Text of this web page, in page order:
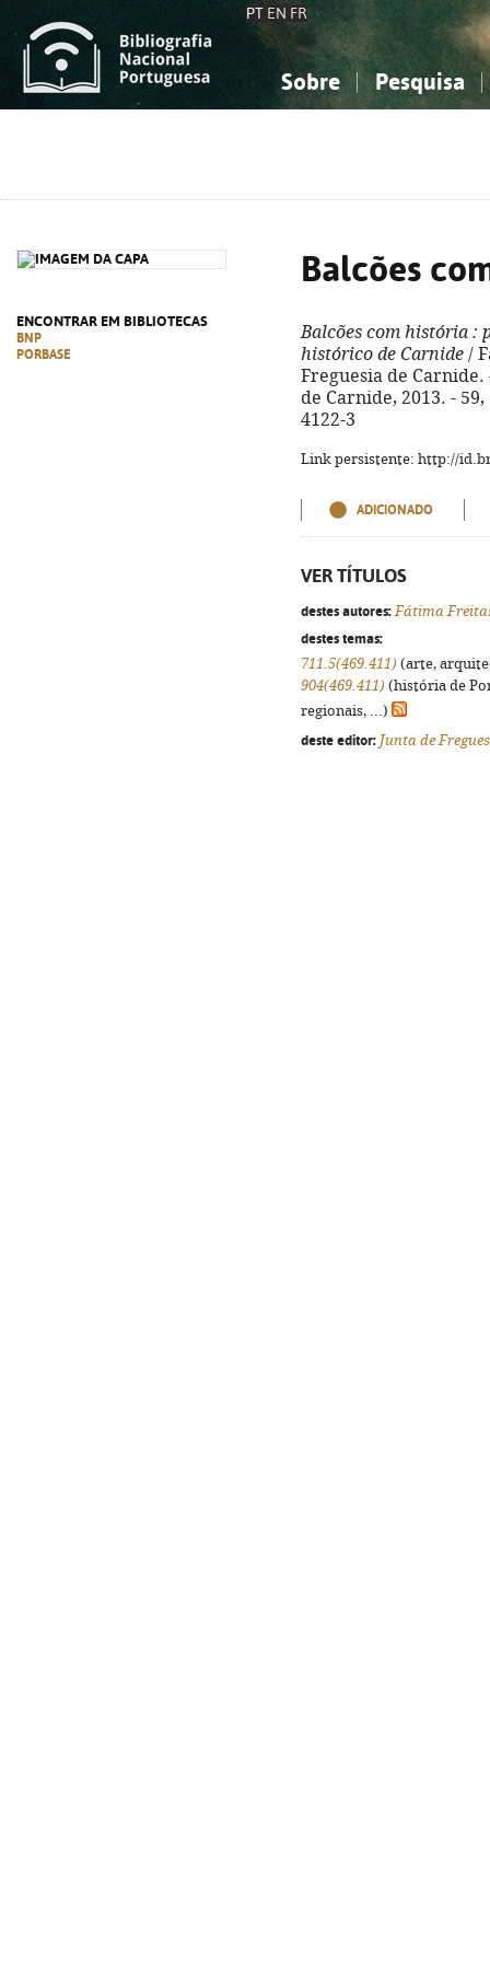
PT EN FR
Sobre Pesquisa
ENCONTRAR EM BIBLIOTECAS
BNP
PORBASE
Balcões
Balcões com história :
histórico de Carnide /
Freguesia de Carnide.
de Carnide, 2013. -
4122-3
Link persistente: http://
ADICIONADO
VER TÍTULOS
destes autores: Fátima
destes temas:
711.5(469.411) (arte,
904(469.411) (história de
regionais, ...)
deste editor: Junta de